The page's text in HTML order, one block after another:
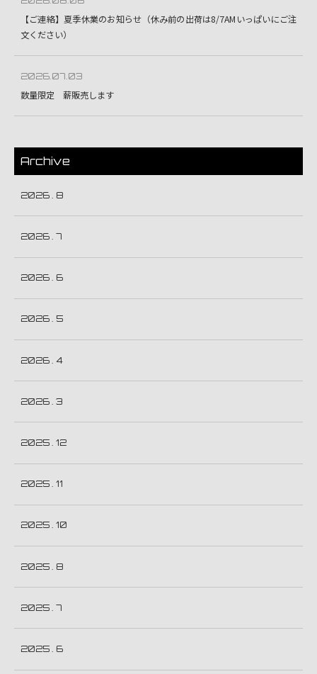
【ご連絡】夏季休業のお知らせ（休み前の出荷は8/7AMいっぱいにご注
文ください）
2026.07.03
数量限定 薪販売します
Archive
2026 . 8
2026 . 7
2026 . 6
2026 . 5
2026 . 4
2026 . 3
2025 . 12
2025 . 11
2025 . 10
2025 . 8
2025 . 7
2025 . 6